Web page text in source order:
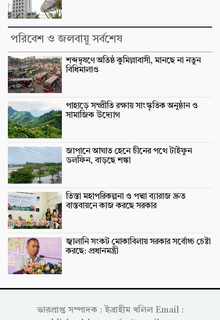
পরিবেশ ও জলবায়ু সর্বশেষ
শব্দদূষণে অতিষ্ঠ কুমিল্লাবাসী, মানছে না নতুন
বিধিমালাও
পাহাড়ে সম্প্রীতি রক্ষায় সাংস্কৃতিক অনুষ্ঠান ও
সামাজিক উদ্যোগ
জাপানে আঘাত হেনে চীনের পথে টাইফুন
ডলফিন, বাড়ছে শঙ্কা
তিস্তা মহাপরিকল্পনা ও পদ্মা ব্যারাজ দ্রুত
বাস্তবায়নে কাজ করছে সরকার
জ্বালানি সংকট মোকাবিলায় সরকার সর্বোচ্চ চেষ্টা
করছে: প্রধানমন্ত্রী
ভারপ্রাপ্ত সম্পাদক : ইব্রাহীম খলিল Email :